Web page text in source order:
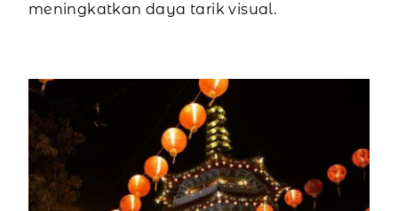
meningkatkan daya tarik visual.